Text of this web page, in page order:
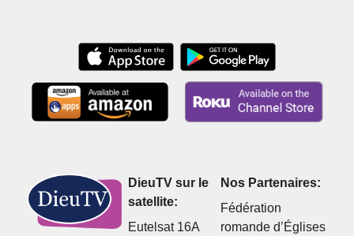
DieuTV sur le
satellite:
Eutelsat 16A
Nos Partenaires:
Fédération
romande d’Églises